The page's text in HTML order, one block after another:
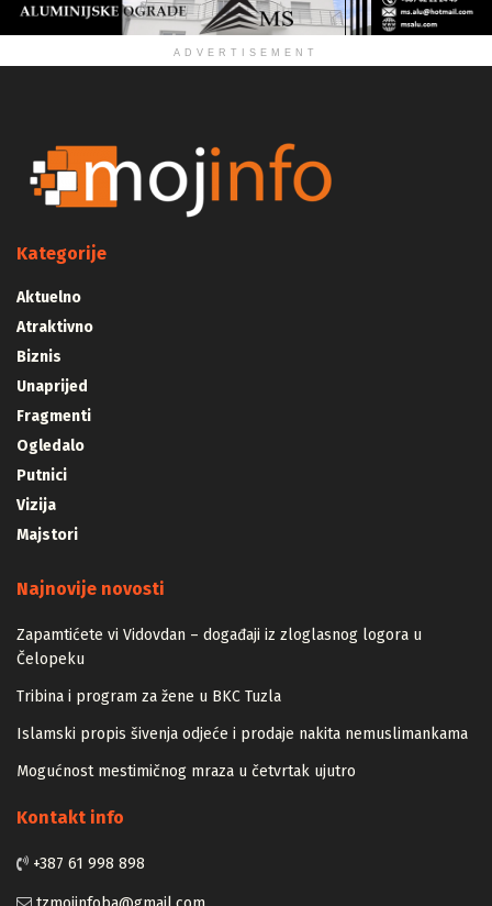
ADVERTISEMENT
Kategorije
Aktuelno
Atraktivno
Biznis
Unaprijed
Fragmenti
Ogledalo
Putnici
Vizija
Majstori
Najnovije novosti
Zapamtićete vi Vidovdan – događaji iz zloglasnog logora u
Čelopeku
Tribina i program za žene u BKC Tuzla
Islamski propis šivenja odjeće i prodaje nakita nemuslimankama
Mogućnost mestimičnog mraza u četvrtak ujutro
Kontakt info
+387 61 998 898